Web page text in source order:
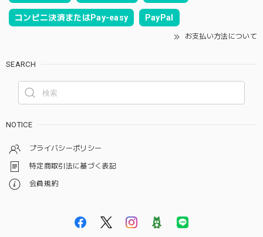
コンビニ決済またはPay-easy PayPal
お支払い方法について
SEARCH
NOTICE
プライバシーポリシー
特定商取引法に基づく表記
会員規約